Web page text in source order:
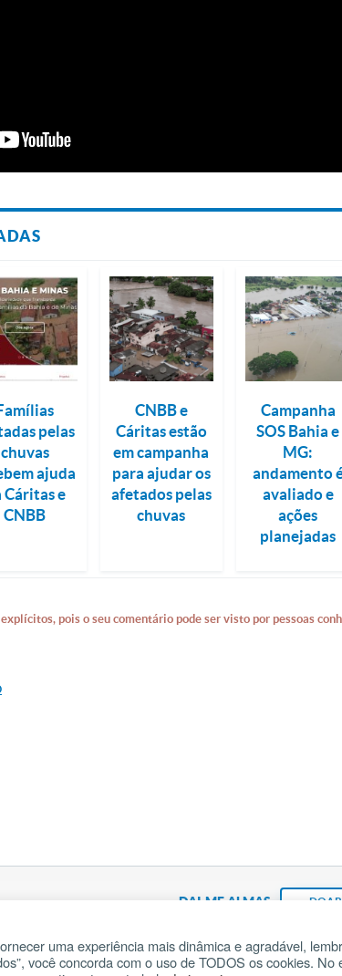
pelas
chuvas
ajuda
Cáritas e
CNBB
CNBB e
Cáritas estão
em campanha
para ajudar os
afetados pelas
chuvas
Campanha
SOS Bahia e
MG:
andamento
avaliado e
ações
planejadas
pois o seu comentário pode ser visto por pessoas
DAI-ME ALMAS DOAR
Fundação João
uma experiência mais dinâmica e agradável,
você concorda com o uso de TODOS os cookies.